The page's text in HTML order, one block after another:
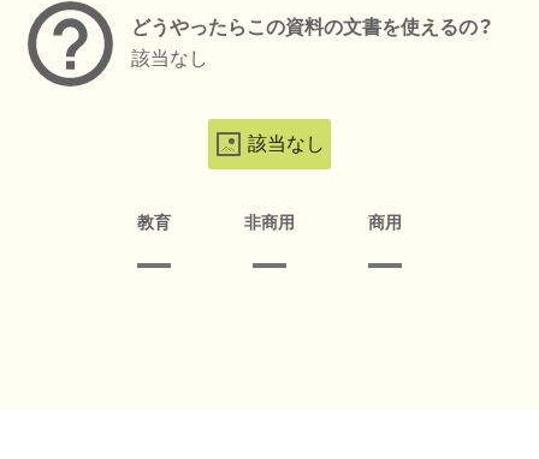
どうやったらこの資料の文書を使えるの？
該当なし
該当なし
教育 非商用 商用